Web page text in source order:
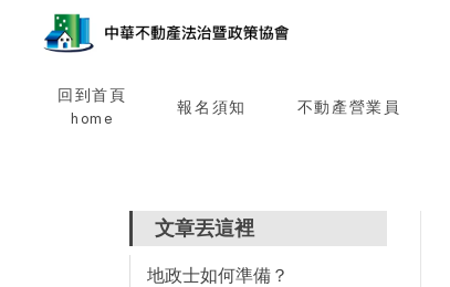
回到首頁
home
報名須知 不動產營業員
文章丟這裡
地政士如何準備？